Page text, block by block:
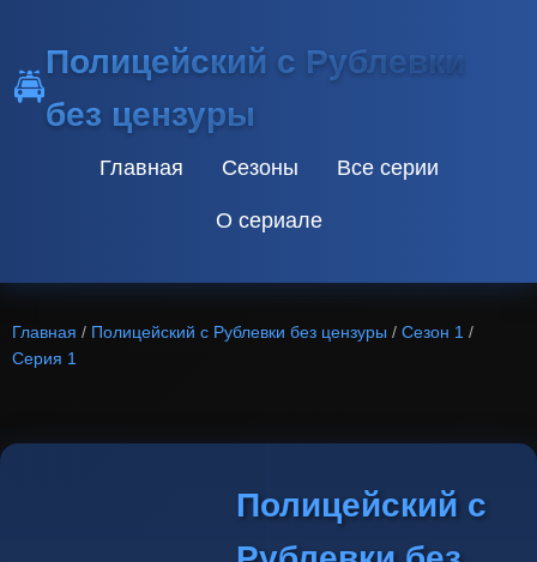
🚔
Полицейский с Рублевки
без цензуры
Главная Сезоны Все серии
О сериале
Главная / Полицейский с Рублевки без цензуры / Сезон 1 /
Серия 1
Полицейский с